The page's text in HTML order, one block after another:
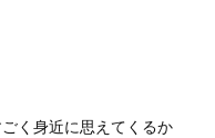
く身近に思えてくるか